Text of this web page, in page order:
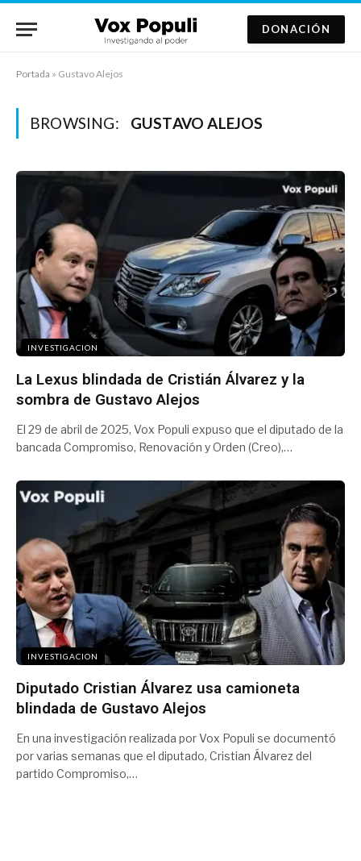
DONACIÓN
Portada » Gustavo Alejos
BROWSING: GUSTAVO ALEJOS
INVESTIGACION
La Lexus blindada de Cristián Álvarez y la
sombra de Gustavo Alejos
El 29 de abril de 2025, Vox Populi expuso que el diputado de la
bancada Compromiso, Renovación y Orden (Creo),…
INVESTIGACION
Diputado Cristian Álvarez usa camioneta
blindada de Gustavo Alejos
En una investigación realizada por Vox Populi se documentó
por varias semanas que el diputado, Cristian Álvarez del
partido Compromiso,…